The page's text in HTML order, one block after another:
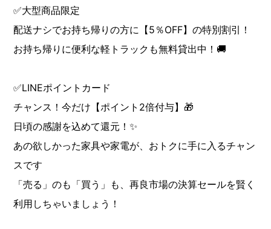
✅大型商品限定
配送ナシでお持ち帰りの方に【5％OFF】の特別割引！
お持ち帰りに便利な軽トラックも無料貸出中！🚚
✅LINEポイントカード
チャンス！今だけ【ポイント2倍付与】🎁
日頃の感謝を込めて還元！✨
あの欲しかった家具や家電が、おトクに手に入るチャン
スです
「売る」のも「買う」も、再良市場の決算セールを賢く
利用しちゃいましょう！